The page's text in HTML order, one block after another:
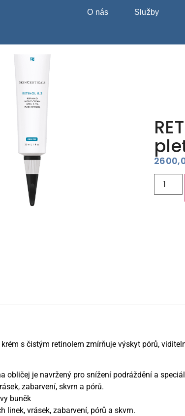
O nás Služby
s čistým retinolem zmírňuje výskyt pórů,
obličej je navržený pro snížení podráždění a
zabarvení, skvrn a pórů.
buněk
linek, vrásek, zabarvení, pórů a skvrn.